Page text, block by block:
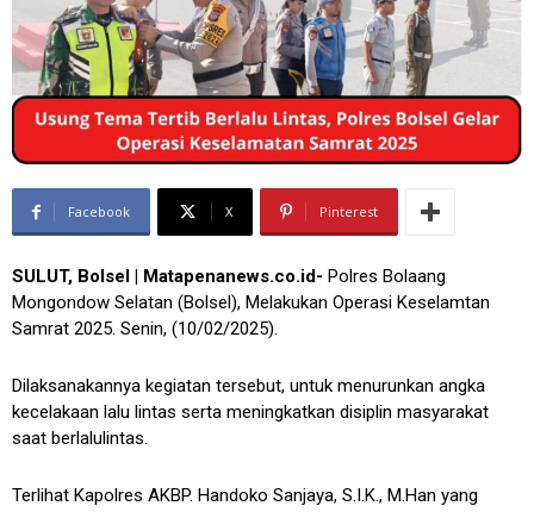
Facebook X Pinterest
SULUT, Bolsel | Matapenanews.co.id- Polres Bolaang
Mongondow Selatan (Bolsel), Melakukan Operasi Keselamtan
Samrat 2025. Senin, (10/02/2025).
Dilaksanakannya kegiatan tersebut, untuk menurunkan angka
kecelakaan lalu lintas serta meningkatkan disiplin masyarakat
saat berlalulintas.
Terlihat Kapolres AKBP. Handoko Sanjaya, S.I.K., M.Han yang